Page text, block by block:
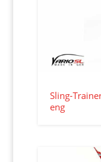
Sling-
eng